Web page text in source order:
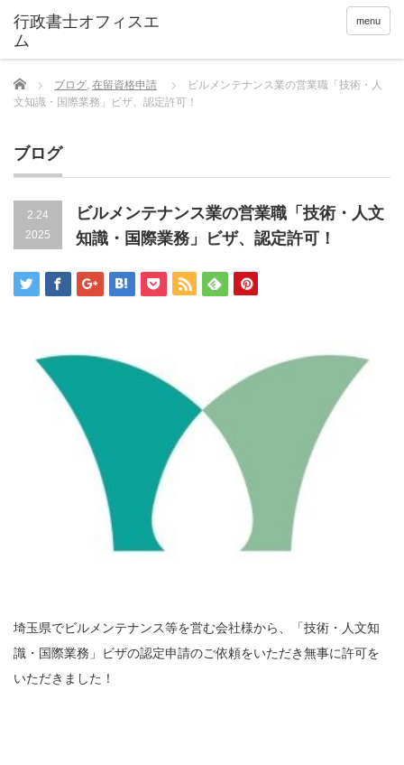
menu
Home ブログ, 在留資格申請
ビルメンテナンス業の営業職「技術・人
文知識・国際業務」ビザ、認定許可！
ブログ
2.24
2025
ビルメンテナンス業の営業職「技術・人文
知識・国際業務」ビザ、認定許可！
埼玉県でビルメンテナンス等を営む会社様から、「技術・人文知
識・国際業務」ビザの認定申請のご依頼をいただき無事に許可を
いただきました！